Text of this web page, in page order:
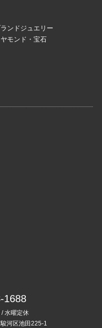
ンドジュエリー
モンド・宝石
1688
水曜定休
河区池田225-1